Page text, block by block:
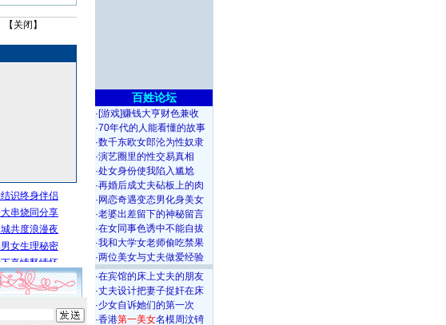
【 关闭 】
百姓论坛
· [游戏]赚钱大亨财色兼收
·70年代的人能看懂的故事
·数千东欧女郎沦为性奴隶
·演艺圈里的性交易真相
·处女身份使我陷入尴尬
·再婚后成丈夫砧板上的肉
· 网恋奇遇变态男化身美女
·老婆出差留下的神秘留言
·在女同事色诱中不能自拔
·我和大学女老师偷吃禁果
·两位美女与丈夫做爱经验
·在宾馆的床上丈夫的朋友
·丈夫设计把妻子捉奸在床
·少女自诉她们的第一次
·香港第一美女名模周汶锜